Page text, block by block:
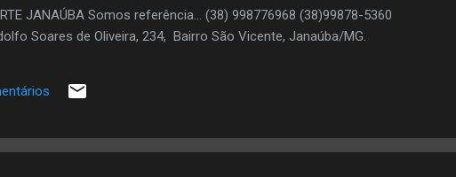
JANAÚBA Somos referência... (38) 998776968 (38)99878-5360
Soares de Oliveira, 234, Bairro São Vicente, Janaúba/MG.